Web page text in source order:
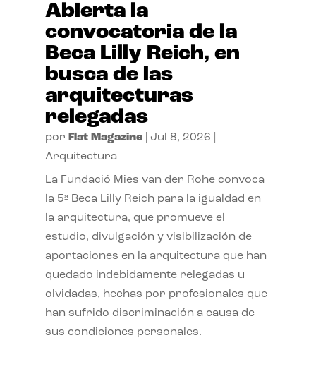
Abierta la
convocatoria de la
Beca Lilly Reich, en
busca de las
arquitecturas
relegadas
por Flat Magazine| Jul 8, 2026
Arquitectura
La Fundació Mies van der Rohe convoca
la 5ª Beca Lilly Reich para la igualdad en
la arquitectura, que promueve el
estudio, divulgación y visibilización de
aportaciones en la arquitectura que han
quedado indebidamente relegadas u
olvidadas, hechas por profesionales que
han sufrido discriminación a causa de
sus condiciones personales.